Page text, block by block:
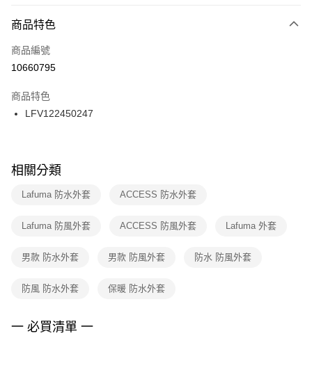
３．安心：先確認商品／服務後，再付款。
【「AFTEE先享後付」結帳流程】
１．於結帳方式選擇「AFTEE先享後付」後，將跳轉至「AFTEE先享後付」
２．訂單成立數日內，您將收到繳費通知簡訊。
３．收到繳費通知簡訊後14天內，點擊此簡訊中的連結，可透過四大超商／
ATM／網路銀行／等多元方式進行付款，方視為交易完成。
※ 交易是否成功請以「AFTEE先享後付 」之結帳頁面顯示為準，若有關於
是否繳費成功／繳費後需取消欲退款等相關疑問，請聯繫「AFTEE先享後付
客戶支援中心」https://netprotections.freshdesk.com/support/home
１．透過由恩沛科技股份有限公司提供之「AFTEE先享後付」服務完成之交
權轉讓予恩沛科技股份有限公司。
３．未成年的使用者請事先徵得法定代理人或監護人之同意方可使用
４．使用「AFTEE先享後付」時，將依據個別帳號之用戶狀況，依本公司即
每筆NT$100，滿NT$1,500(含以上)免運費
宅配
每筆NT$100，滿NT$1,500(含以上)免運費
付款後門市自取
每筆NT$100，滿NT$1,500(含以上)免運費
商品特色
商品編號
10660795
商品特色
LFV122450247
相關分類
Lafuma 防水外套 ACCESS 防水外套
Lafuma 防風外套 ACCESS 防風外套 Lafuma 外套
男款 防水外套 男款 防風外套 防水 防風外套
防風 防水外套 保暖 防水外套
一 必買清單 一